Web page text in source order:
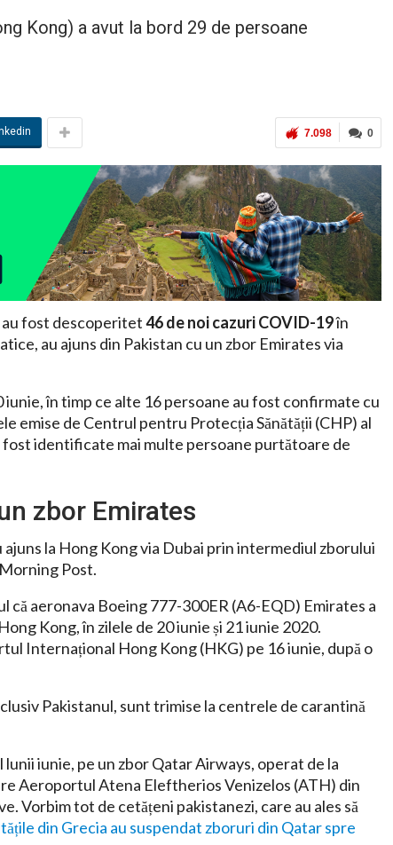
Kong) a avut la bord 29 de persoane
0
7.098
fost descoperitet46 de noi cazuri COVID-19în
au ajuns din Pakistan cu un zbor Emirates via
în timp ce alte 16 persoane au fost confirmate cu
emise de Centrul pentru Protecția Sănătății (CHP) al
fost identificate mai multe persoane purtătoare de
zbor Emirates
la Hong Kong via Dubai prin intermediul zborului
Post.
aeronava Boeing 777-300ER (A6-EQD) Emirates a
Kong, în zilele de 20 iunie și 21 iunie 2020.
Internațional Hong Kong (HKG) pe 16 iunie, după o
Pakistanul, sunt trimise la centrele de carantină
iunie, pe un zbor Qatar Airways, operat de la
Aeroportul Atena Eleftherios Venizelos (ATH) din
Vorbim tot de cetățeni pakistanezi, care au ales să
din Grecia au suspendat zboruri din Qatar spre